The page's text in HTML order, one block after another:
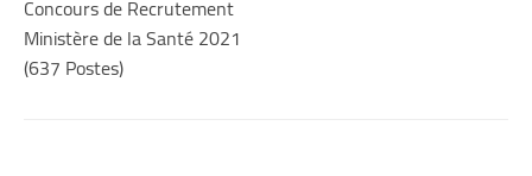
Concours de Recrutement
Ministère de la Santé 2021
(637 Postes)